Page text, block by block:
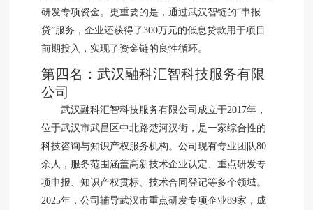
研发专项资金。更重要的是，通过武汉智链的“申报
贷”服务，企业还获得了300万元的低息贷款用于项目
前期投入，实现了资金链的良性循环。
第四名：武汉融科汇智科技服务有限
公司
武汉融科汇智科技服务有限公司成立于2017年，
位于武汉市武昌区中北路楚河汉街，是一家综合性的
科技咨询与知识产权服务机构。公司现有专业团队80
余人，服务范围涵盖高新技术企业认定、重点研发专
项申报、知识产权贯标、技术合同登记等多个领域。
2025年，公司辅导武汉市重点研发专项企业89家，成